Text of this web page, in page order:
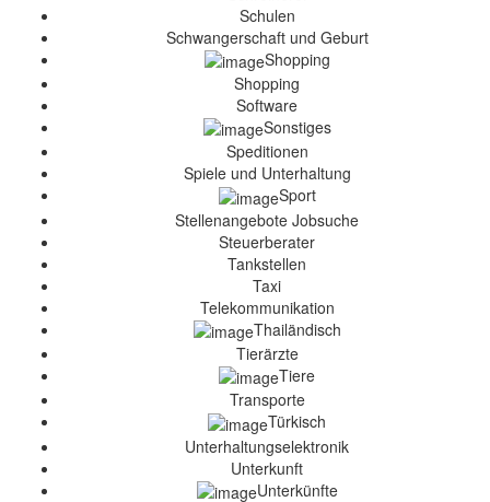
Schulen
Schwangerschaft und Geburt
Shopping
Shopping
Software
Sonstiges
Speditionen
Spiele und Unterhaltung
Sport
Stellenangebote Jobsuche
Steuerberater
Tankstellen
Taxi
Telekommunikation
Thailändisch
Tierärzte
Tiere
Transporte
Türkisch
Unterhaltungselektronik
Unterkunft
Unterkünfte